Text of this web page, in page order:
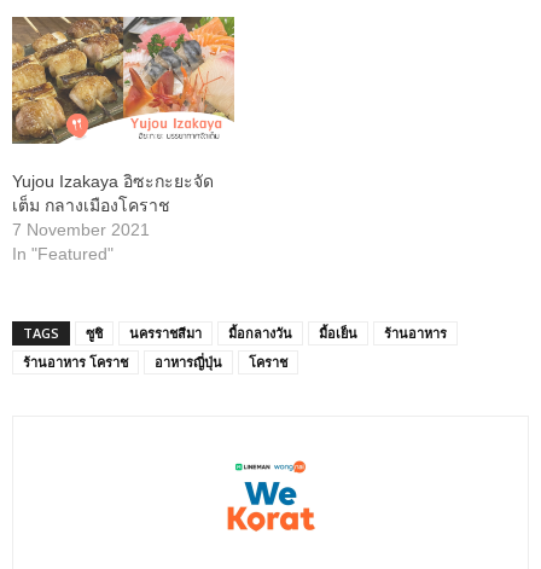
Yujou Izakaya อิซะกะยะจัด
เต็ม กลางเมืองโคราช
7 November 2021
In "Featured"
TAGS ซูชิ นครราชสีมา มื้อกลางวัน มื้อเย็น
ร้านอาหาร
ร้านอาหาร โคราช
อาหารญี่ปุ่น โคราช